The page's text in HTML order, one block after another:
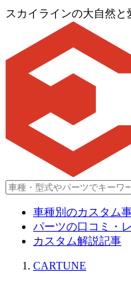
スカイラインの大自然
車種別のカスタム
パーツの口コミ・
カスタム解説記事
CARTUNE